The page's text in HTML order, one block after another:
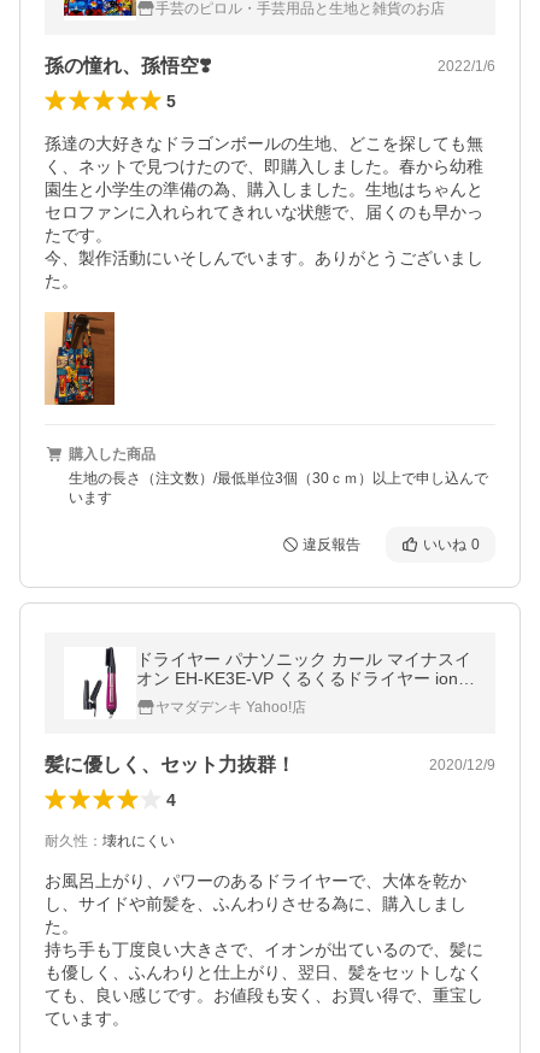
m 表地−オックス
手芸のピロル・手芸用品と生地と雑貨のお店
孫の憧れ、孫悟空❣️ 2022/1/6
5
孫達の大好きなドラゴンボールの生地、どこを探しても無
く、ネットで見つけたので、即購入しました。春から幼稚
園生と小学生の準備の為、購入しました。生地はちゃんと
セロファンに入れられてきれいな状態で、届くのも早かっ
たです。
今、製作活動にいそしんでいます。ありがとうございまし
た。
購入した商品
生地の長さ（注文数）/最低単位3個（30ｃｍ）以上で申し込んで
います
違反報告 いいね 0
ドライヤー パナソニック カール マイナスイ
オン EH-KE3E-VP くるくるドライヤー ionity
イオニティ ビビッドピンク調 ドライヤー
ヤマダデンキ Yahoo!店
髪に優しく、セット力抜群！ 2020/12/9
4
耐久性 ： 壊れにくい
お風呂上がり、パワーのあるドライヤーで、大体を乾か
し、サイドや前髪を、ふんわりさせる為に、購入しまし
た。
持ち手も丁度良い大きさで、イオンが出ているので、髪に
も優しく、ふんわりと仕上がり、翌日、髪をセットしなく
ても、良い感じです。お値段も安く、お買い得で、重宝し
ています。